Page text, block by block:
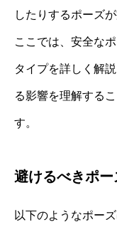
したりするポーズ
ここでは、安全な
タイプを詳しく解
る影響を理解する
す。
避けるべきポ
以下のようなポー